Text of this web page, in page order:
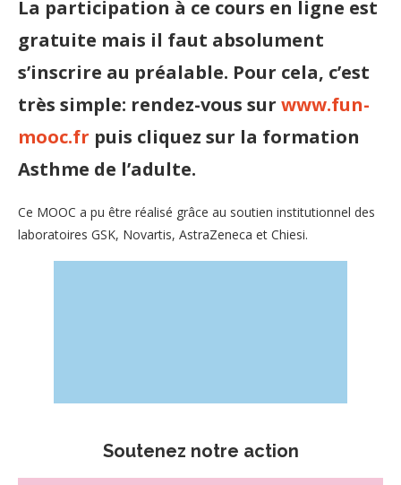
La participation à ce cours en ligne est
gratuite mais il faut absolument
s’inscrire au préalable. Pour cela, c’est
très simple: rendez-vous sur www.fun-
mooc.fr puis cliquez sur la formation
Asthme de l’adulte.
Ce MOOC a pu être réalisé grâce au soutien institutionnel des
laboratoires GSK, Novartis, AstraZeneca et Chiesi.
Soutenez notre action